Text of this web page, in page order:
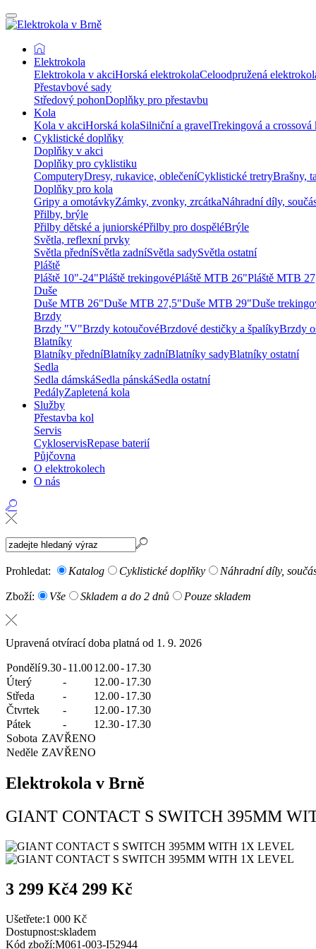
Elektrokola
Elektrokola v akciHorská elektrokolaCeloodpružená
Přestavbové sady
Středový pohonDoplňky pro přestavbu
Kola
Kola v akciHorská kolaSilniční a gravelTrekingová a crossová
Cyklistické doplňky
Doplňky v akci
Doplňky pro cyklistiku
ComputeryDresy, rukavice, oblečeníCyklistické tretryBrašny,
Doplňky pro kola
Gripy a omotávkyZámky, zvonky, zrcátkaNáhradní díly,
Přilby, brýle
Přilby dětské a juniorskéPřilby pro dospěléBrýle
Světla, reflexní prvky
Světla předníSvětla zadníSvětla sadySvětla ostatní
Pláště
Pláště 10"-24"Pláště trekingovéPláště MTB 26"Pláště MTB
Duše
Duše MTB 26"Duše MTB 27,5"Duše MTB 29"Duše
Brzdy
Brzdy "V"Brzdy kotoučovéBrzdové destičky a špalíkyBrzdy
Blatníky
Blatníky předníBlatníky zadníBlatníky sadyBlatníky ostatní
Sedla
Sedla dámskáSedla pánskáSedla ostatní
PedályZapletená kola
Služby
Přestavba kol
Servis
CykloservisRepase baterií
Půjčovna
O elektrokolech
O nás
Prohledat: Katalog Cyklistické doplňky Náhradní díly,
Zboží: Vše Skladem a do 2 dnů Pouze skladem
Upravená otvírací doba platná od 1. 9. 2026
Pondělí9.30-11.0012.00-17.30
Úterý
- 12.00-17.30
Středa
- 12.00-17.30
Čtvrtek
- 12.00-17.30
Pátek
- 12.30-17.30
Sobota ZAVŘENO
Neděle ZAVŘENO
Elektrokola v Brně
GIANT CONTACT S SWITCH 395MM
3 299 Kč4 299 Kč
Ušetřete:1 000 Kč
Dostupnost:skladem
Kód zboží:M061-003-I52944